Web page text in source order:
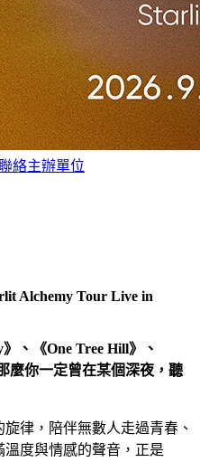
絡主辦單位
Alchemy Tour Live in
、《One Tree Hill》、
麼你一定曾在某個深夜，聽
律，陪伴無數人走過青春、
度與情感的聲音，正是